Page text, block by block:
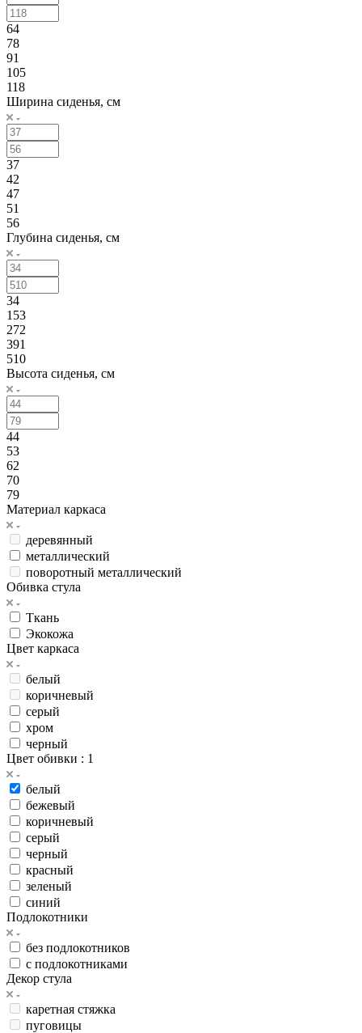
64
78
91
105
118
Ширина сиденья, см
37
42
47
51
56
Глубина сиденья, см
34
153
272
391
510
Высота сиденья, см
44
53
62
70
79
Материал каркаса
деревянный
металлический
поворотный металлический
Обивка стула
Ткань
Экокожа
Цвет каркаса
белый
коричневый
серый
хром
черный
Цвет обивки : 1
белый
бежевый
коричневый
серый
черный
красный
зеленый
синий
Подлокотники
без подлокотников
с подлокотниками
Декор стула
каретная стяжка
пуговицы